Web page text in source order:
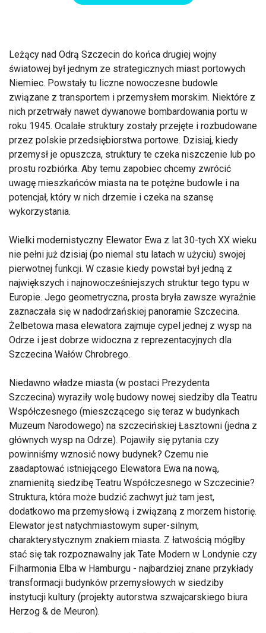
Leżący nad Odrą Szczecin do końca drugiej wojny
światowej był jednym ze strategicznych miast portowych
Niemiec. Powstały tu liczne nowoczesne budowle
związane z transportem i przemysłem morskim. Niektóre z
nich przetrwały nawet dywanowe bombardowania portu w
roku 1945. Ocalałe struktury zostały przejęte i rozbudowane
przez polskie przedsiębiorstwa portowe. Dzisiaj, kiedy
przemysł je opuszcza, struktury te czeka niszczenie lub po
prostu rozbiórka. Aby temu zapobiec chcemy zwrócić
uwagę mieszkańców miasta na te potężne budowle i na
potencjał, który w nich drzemie i czeka na szansę
wykorzystania.
Wielki modernistyczny Elewator Ewa z lat 30-tych XX wieku
nie pełni już dzisiaj (po niemal stu latach w użyciu) swojej
pierwotnej funkcji. W czasie kiedy powstał był jedną z
największych i najnowocześniejszych struktur tego typu w
Europie. Jego geometryczna, prosta bryła zawsze wyraźnie
zaznaczała się w nadodrzańskiej panoramie Szczecina.
Żelbetowa masa elewatora zajmuje cypel jednej z wysp na
Odrze i jest dobrze widoczna z reprezentacyjnych dla
Szczecina Wałów Chrobrego.
Niedawno władze miasta (w postaci Prezydenta
Szczecina) wyraziły wolę budowy nowej siedziby dla Teatru
Współczesnego (mieszczącego się teraz w budynkach
Muzeum Narodowego) na szczecińskiej Łasztowni (jedna z
głównych wysp na Odrze). Pojawiły się pytania czy
powinniśmy wznosić nowy budynek? Czemu nie
zaadaptować istniejącego Elewatora Ewa na nową,
znamienitą siedzibę Teatru Współczesnego w Szczecinie?
Struktura, która może budzić zachwyt już tam jest,
dodatkowo ma przemysłową i związaną z morzem historię.
Elewator jest natychmiastowym super-silnym,
charakterystycznym znakiem miasta. Z łatwością mógłby
stać się tak rozpoznawalny jak Tate Modern w Londynie czy
Filharmonia Elba w Hamburgu - najbardziej znane przykłady
transformacji budynków przemysłowych w siedziby
instytucji kultury (projekty autorstwa szwajcarskiego biura
Herzog & de Meuron).